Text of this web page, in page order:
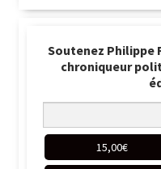
Soutenez Philippe
chroniqueur
15,00€